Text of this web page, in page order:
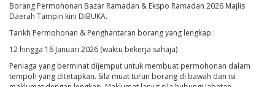
Borang Permohonan Bazar Ramadan & Ekspo Ramadan 2026 Majlis
Daerah Tampin kini DIBUKA.
Tarikh Permohonan & Penghantaran borang yang lengkap :
12 hingga 16 Januari 2026 (waktu bekerja sahaja)
Peniaga yang berminat dijemput untuk membuat permohonan dalam
tempoh yang ditetapkan. Sila muat turun borang di bawah dan isi